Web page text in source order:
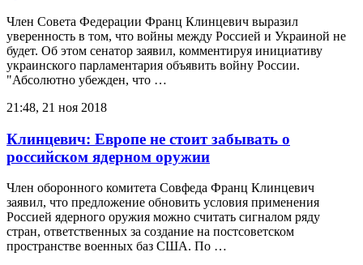
Член Совета Федерации Франц Клинцевич выразил
уверенность в том, что войны между Россией и Украиной не
будет. Об этом сенатор заявил, комментируя инициативу
украинского парламентария объявить войну России.
"Абсолютно убежден, что …
21:48, 21 ноя 2018
Клинцевич: Европе не стоит забывать о
российском ядерном оружии
Член оборонного комитета Совфеда Франц Клинцевич
заявил, что предложение обновить условия применения
Россией ядерного оружия можно считать сигналом ряду
стран, ответственных за создание на постсоветском
пространстве военных баз США. По …